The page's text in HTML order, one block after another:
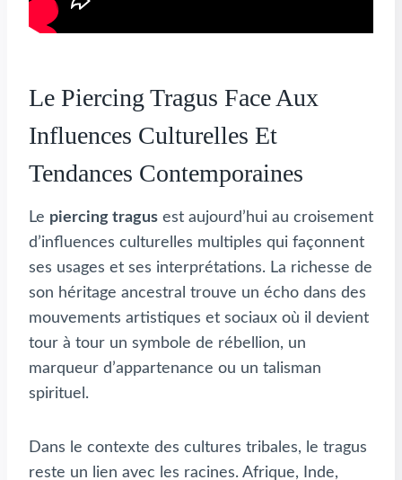
Le Piercing Tragus Face Aux
Influences Culturelles Et
Tendances Contemporaines
Le piercing tragus est aujourd’hui au croisement
d’influences culturelles multiples qui façonnent
ses usages et ses interprétations. La richesse de
son héritage ancestral trouve un écho dans des
mouvements artistiques et sociaux où il devient
tour à tour un symbole de rébellion, un
marqueur d’appartenance ou un talisman
spirituel.
Dans le contexte des cultures tribales, le tragus
reste un lien avec les racines. Afrique, Inde,